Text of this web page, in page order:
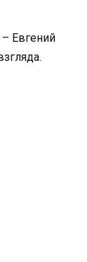
Евгений